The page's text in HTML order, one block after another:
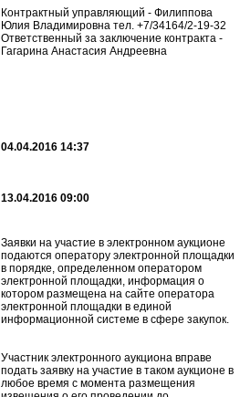
Контрактный управляющий - Филиппова
Юлия Владимировна тел. +7/34164/2-19-32
Ответственный за заключение контракта -
Гагарина Анастасия Андреевна
04.04.2016 14:37
13.04.2016 09:00
Заявки на участие в электронном аукционе
подаются оператору электронной площадки
в порядке, определенном оператором
электронной площадки, информация о
котором размещена на сайте оператора
электронной площадки в единой
информационной системе в сфере закупок.
Участник электронного аукциона вправе
подать заявку на участие в таком аукционе в
любое время с момента размещения